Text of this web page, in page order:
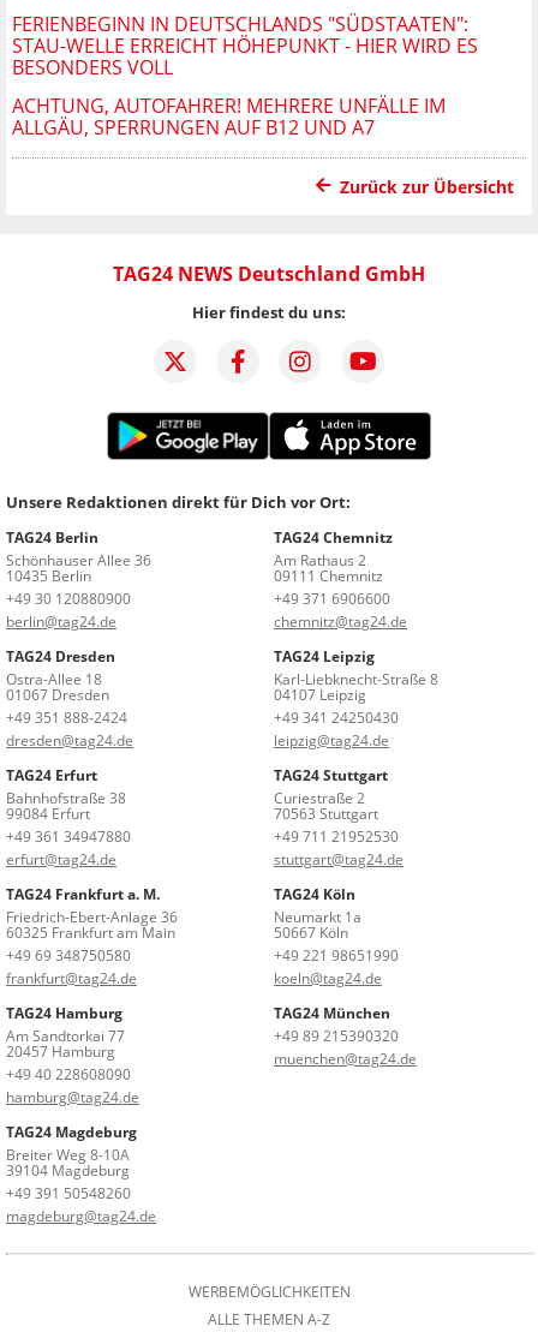
FERIENBEGINN IN DEUTSCHLANDS "SÜDSTAATEN":
STAU-WELLE ERREICHT HÖHEPUNKT - HIER WIRD ES
BESONDERS VOLL
ACHTUNG, AUTOFAHRER! MEHRERE UNFÄLLE IM
ALLGÄU, SPERRUNGEN AUF B12 UND A7
Zurück zur Übersicht
TAG24 NEWS Deutschland GmbH
Hier findest du uns:
Unsere Redaktionen direkt für Dich vor Ort:
TAG24 Berlin
Schönhauser Allee 36
10435 Berlin
+49 30 120880900
berlin@tag24.de
TAG24 Chemnitz
Am Rathaus 2
09111 Chemnitz
+49 371 6906600
chemnitz@tag24.de
TAG24 Dresden
Ostra-Allee 18
01067 Dresden
+49 351 888-2424
dresden@tag24.de
TAG24 Leipzig
Karl-Liebknecht-Straße 8
04107 Leipzig
+49 341 24250430
leipzig@tag24.de
TAG24 Erfurt
Bahnhofstraße 38
99084 Erfurt
+49 361 34947880
erfurt@tag24.de
TAG24 Stuttgart
Curiestraße 2
70563 Stuttgart
+49 711 21952530
stuttgart@tag24.de
TAG24 Frankfurt a. M.
Friedrich-Ebert-Anlage 36
60325 Frankfurt am Main
+49 69 348750580
frankfurt@tag24.de
TAG24 Köln
Neumarkt 1a
50667 Köln
+49 221 98651990
koeln@tag24.de
TAG24 Hamburg
Am Sandtorkai 77
20457 Hamburg
+49 40 228608090
hamburg@tag24.de
TAG24 München
+49 89 215390320
muenchen@tag24.de
TAG24 Magdeburg
Breiter Weg 8-10A
39104 Magdeburg
+49 391 50548260
magdeburg@tag24.de
WERBEMÖGLICHKEITEN
ALLE THEMEN A-Z